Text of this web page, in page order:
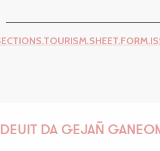
DEUIT DA GEJAÑ